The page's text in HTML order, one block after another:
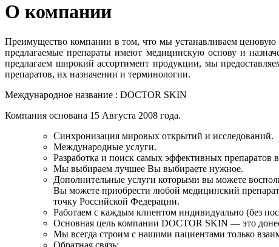
О компании
Преимущество компании в том, что мы устанавливаем
предлагаемые препараты имеют медицинскую основу и
предлагаем широкий ассортимент продукции, мы
препаратов, их назначении и терминологии.
Международное название : DOCTOR SKIN
Компания основана 15 Августа 2008 года.
Синхронизация мировых открытий и исследований.
Международные услуги.
Разработка и поиск самых эффективных препаратов в
Мы выбираем лучшее Вы выбираете нужное.
Дополнительные услуги которыми вы можете
Вы можете приобрести любой медицинский
точку Российской Федерации.
Работаем с каждым клиентом индивидуально (без
Основная цель компании DOCTOR SKIN — это
Мы всегда строим с нашими пациентами только
Обратная связь: